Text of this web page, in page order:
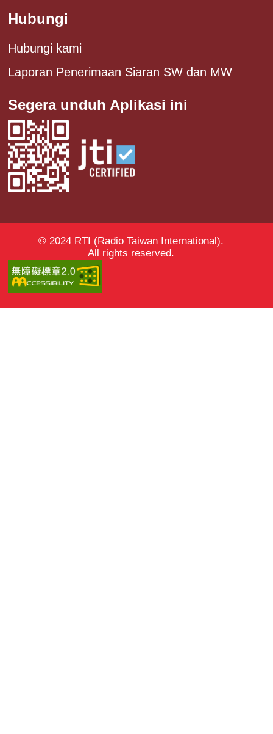
Hubungi
Hubungi kami
Laporan Penerimaan Siaran SW dan MW
Segera unduh Aplikasi ini
© 2024 RTI (Radio Taiwan International).
All rights reserved.